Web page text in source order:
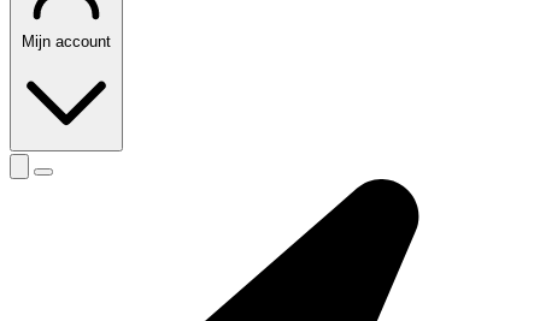
Mijn account